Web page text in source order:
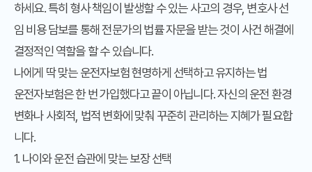
하세요. 특히 형사 책임이 발생할 수 있는 사고의 경우, 변호사 선
임 비용 담보를 통해 전문가의 법률 자문을 받는 것이 사건 해결에
결정적인 역할을 할 수 있습니다.
나에게 딱 맞는 운전자보험 현명하게 선택하고 유지하는 법
운전자보험은 한 번 가입했다고 끝이 아닙니다. 자신의 운전 환경
변화나 사회적, 법적 변화에 맞춰 꾸준히 관리하는 지혜가 필요합
니다.
1. 나이와 운전 습관에 맞는 보장 선택